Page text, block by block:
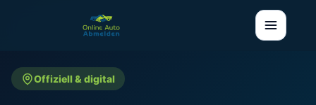
Offiziell & digital